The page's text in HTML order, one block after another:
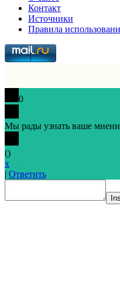
Контакт
Источники
Правила
0
Мы рады узнать ваше
()
x
| Ответить